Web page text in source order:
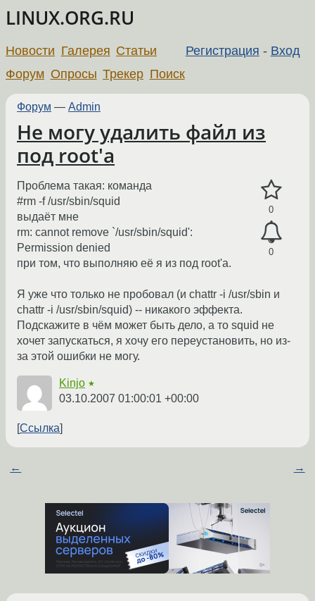
LINUX.ORG.RU
Регистрация - Вход
Новости Галерея Статьи
Форум Опросы Трекер Поиск
Форум — Admin
Не могу удалить файл из
под root'а
0
0
Проблема такая: команда
#rm -f /usr/sbin/squid
выдаёт мне
rm: cannot remove `/usr/sbin/squid':
Permission denied
при том, что выполняю её я из под root'а.
Я уже что только не пробовал (и chattr -i /usr/sbin и
chattr -i /usr/sbin/squid) -- никакого эффекта.
Подскажите в чём может быть дело, а то squid не
хочет запускаться, я хочу его переустановить, но из-
за этой ошибки не могу.
Kinjo ★
03.10.2007 01:00:01 +00:00
Ссылка
← →